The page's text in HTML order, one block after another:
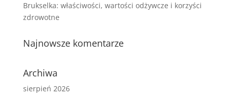
Brukselka: właściwości, wartości odżywcze i korzyści
zdrowotne
Najnowsze komentarze
Archiwa
sierpień 2026